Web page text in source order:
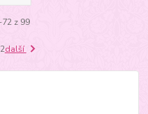
z 99
další